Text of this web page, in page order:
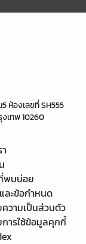
ห้องเลขที่ SH555
เทพ 10260
พบบ่อย
ละข้อกำหนด
ความเป็นส่วนตัว
การใช้ข้อมูลคุกกี้